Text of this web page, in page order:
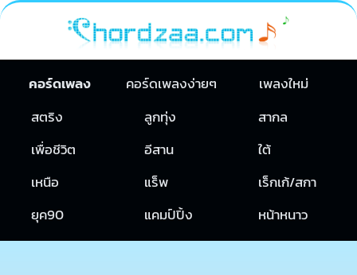
คอร์ดเพลง คอร์ดเพลงง่ายๆ
เพลงใหม่
สตริง
ลูกทุ่ง
สากล
เพื่อชีวิต
อีสาน
ใต้
เหนือ
แร็พ
เร็กเก้/สกา
ยุค90
แคมป์ปิ้ง หน้าหนาว